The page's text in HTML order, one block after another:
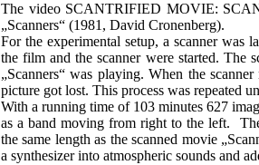
The video SCANTRIFIED MOVIE:
„Scanners“ (1981, David Cronenberg).
For the experimental setup, a scanner was
the film and the scanner were started. The
„Scanners“ was playing. When the
picture got lost. This process was repeated
With a running time of 103 minutes 627
as a band moving from right to the left.
the same length as the scanned movie
a synthesizer into atmospheric sounds and